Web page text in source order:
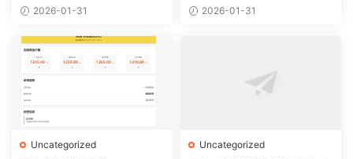
2026-01-31
通视频教程
2026-01-31
Uncategorized Uncategorized